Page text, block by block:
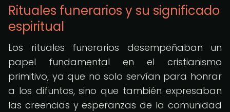
Rituales funerarios y su significado
espiritual
Los rituales funerarios desempeñaban un
papel fundamental en el cristianismo
primitivo, ya que no solo servían para honrar
a los difuntos, sino que también expresaban
las creencias y esperanzas de la comunidad